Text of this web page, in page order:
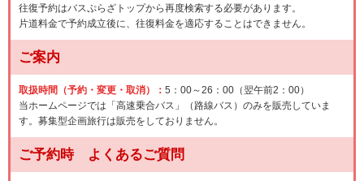
往復予約はバスぷらざトップから再度検索する必要があります。
片道料金で予約成立後に、往復料金を適応することはできません。
ご案内
取扱時間（予約・変更・取消）： 5：00～26：00（翌午前2：00）
当ホームページでは「高速乗合バス」（路線バス）のみを販売していま
す。募集型企画旅行は販売をしておりません。
ご予約時 よくあるご質問